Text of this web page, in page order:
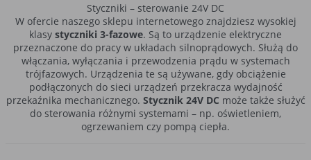
Styczniki – sterowanie 24V DC
W ofercie naszego sklepu internetowego znajdziesz wysokiej
klasy styczniki 3-fazowe. Są to urządzenie elektryczne
przeznaczone do pracy w układach silnoprądowych. Służą do
włączania, wyłączania i przewodzenia prądu w systemach
trójfazowych. Urządzenia te są używane, gdy obciążenie
podłączonych do sieci urządzeń przekracza wydajność
przekaźnika mechanicznego. Stycznik 24V DC może także służyć
do sterowania różnymi systemami – np. oświetleniem,
ogrzewaniem czy pompą ciepła.